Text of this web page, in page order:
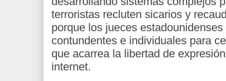
terroristas recluten sicarios y
porque los jueces
contundentes e individuales para
que acarrea la libertad de
internet.